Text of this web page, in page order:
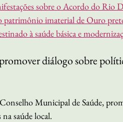
sobre o Acordo do Rio
patrimônio imaterial de Ouro
à saúde básica e
diálogo sobre
Municipal de Saúde,
saúde local.